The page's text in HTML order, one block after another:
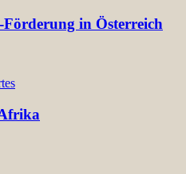
in Österreich